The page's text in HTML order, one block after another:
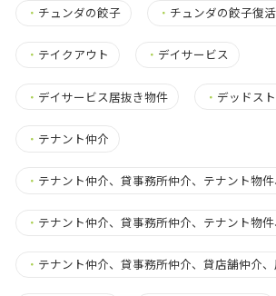
・ チュンダの餃子 ・ チュンダの餃子復
・ テイクアウト ・ デイサービス
・ デイサービス居抜き物件 ・ デッドス
・ テナント仲介
・ テナント仲介、貸事務所仲介、テナント物
・ テナント仲介、貸事務所仲介、テナント物
・ テナント仲介、貸事務所仲介、貸店舗仲介、